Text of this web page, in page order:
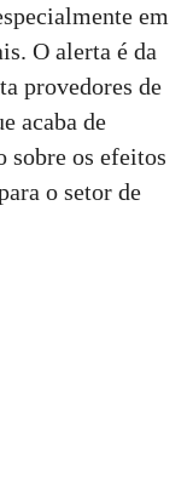
em
O alerta é da
provedores de
acaba de
sobre os efeitos
o setor de